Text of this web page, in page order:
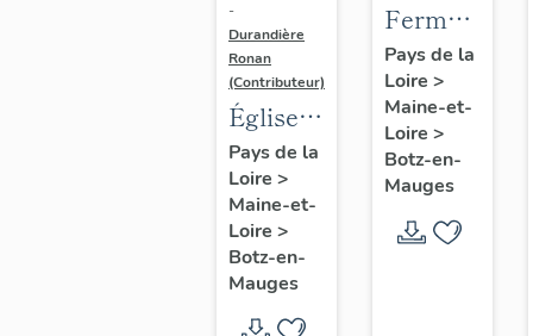
-
Durandière
Ronan
(Contributeur)
Église
paroissiale
Saint-
Gilles
de Botz-
en-
Mauges
Pays de la
Loire >
Maine-et-
Loire >
Botz-en-
Mauges
Ferme
du Villot
Pays de la
Loire >
Maine-et-
Loire >
Botz-en-
Mauges